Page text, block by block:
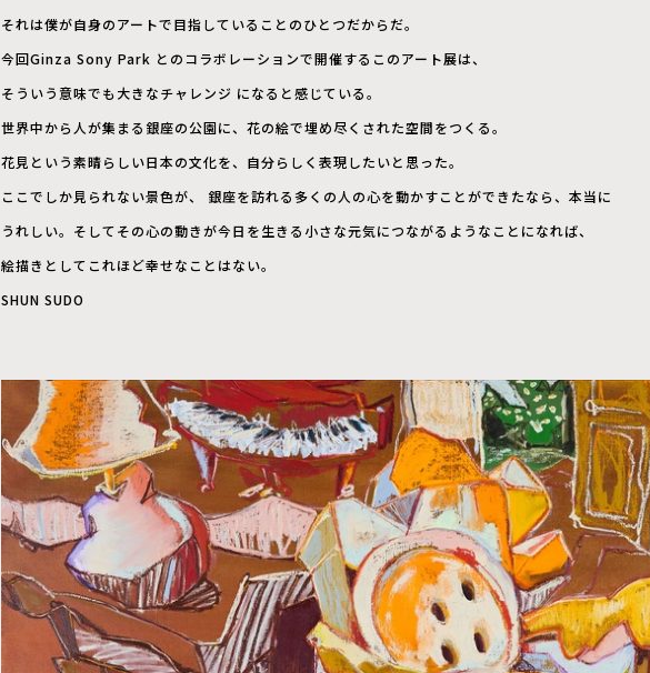
それは僕が自身のアートで目指していることのひとつだからだ。
今回Ginza Sony Park とのコラボレーションで開催するこのアート展は、
そういう意味でも大きなチャレンジ になると感じている。
世界中から人が集まる銀座の公園に、花の絵で埋め尽くされた空間をつくる。
花見という素晴らしい日本の文化を、自分らしく表現したいと思った。
ここでしか見られない景色が、 銀座を訪れる多くの人の心を動かすことができたなら、本当に
うれしい。そしてその心の動きが今日を生きる小さな元気につながるようなことになれば、
絵描きとしてこれほど幸せなことはない。
SHUN SUDO